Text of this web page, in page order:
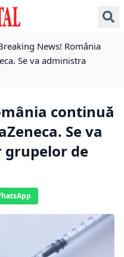
News! România
Se va administra
continuă
Se va
de